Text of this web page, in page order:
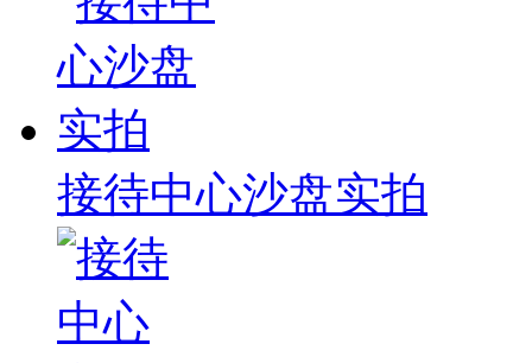
接待中心沙盘实拍